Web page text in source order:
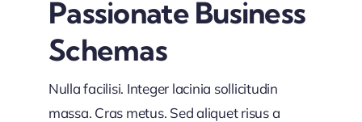
Passionate Business
Schemas
Nulla facilisi. Integer lacinia sollicitudin
massa. Cras metus. Sed aliquet risus a